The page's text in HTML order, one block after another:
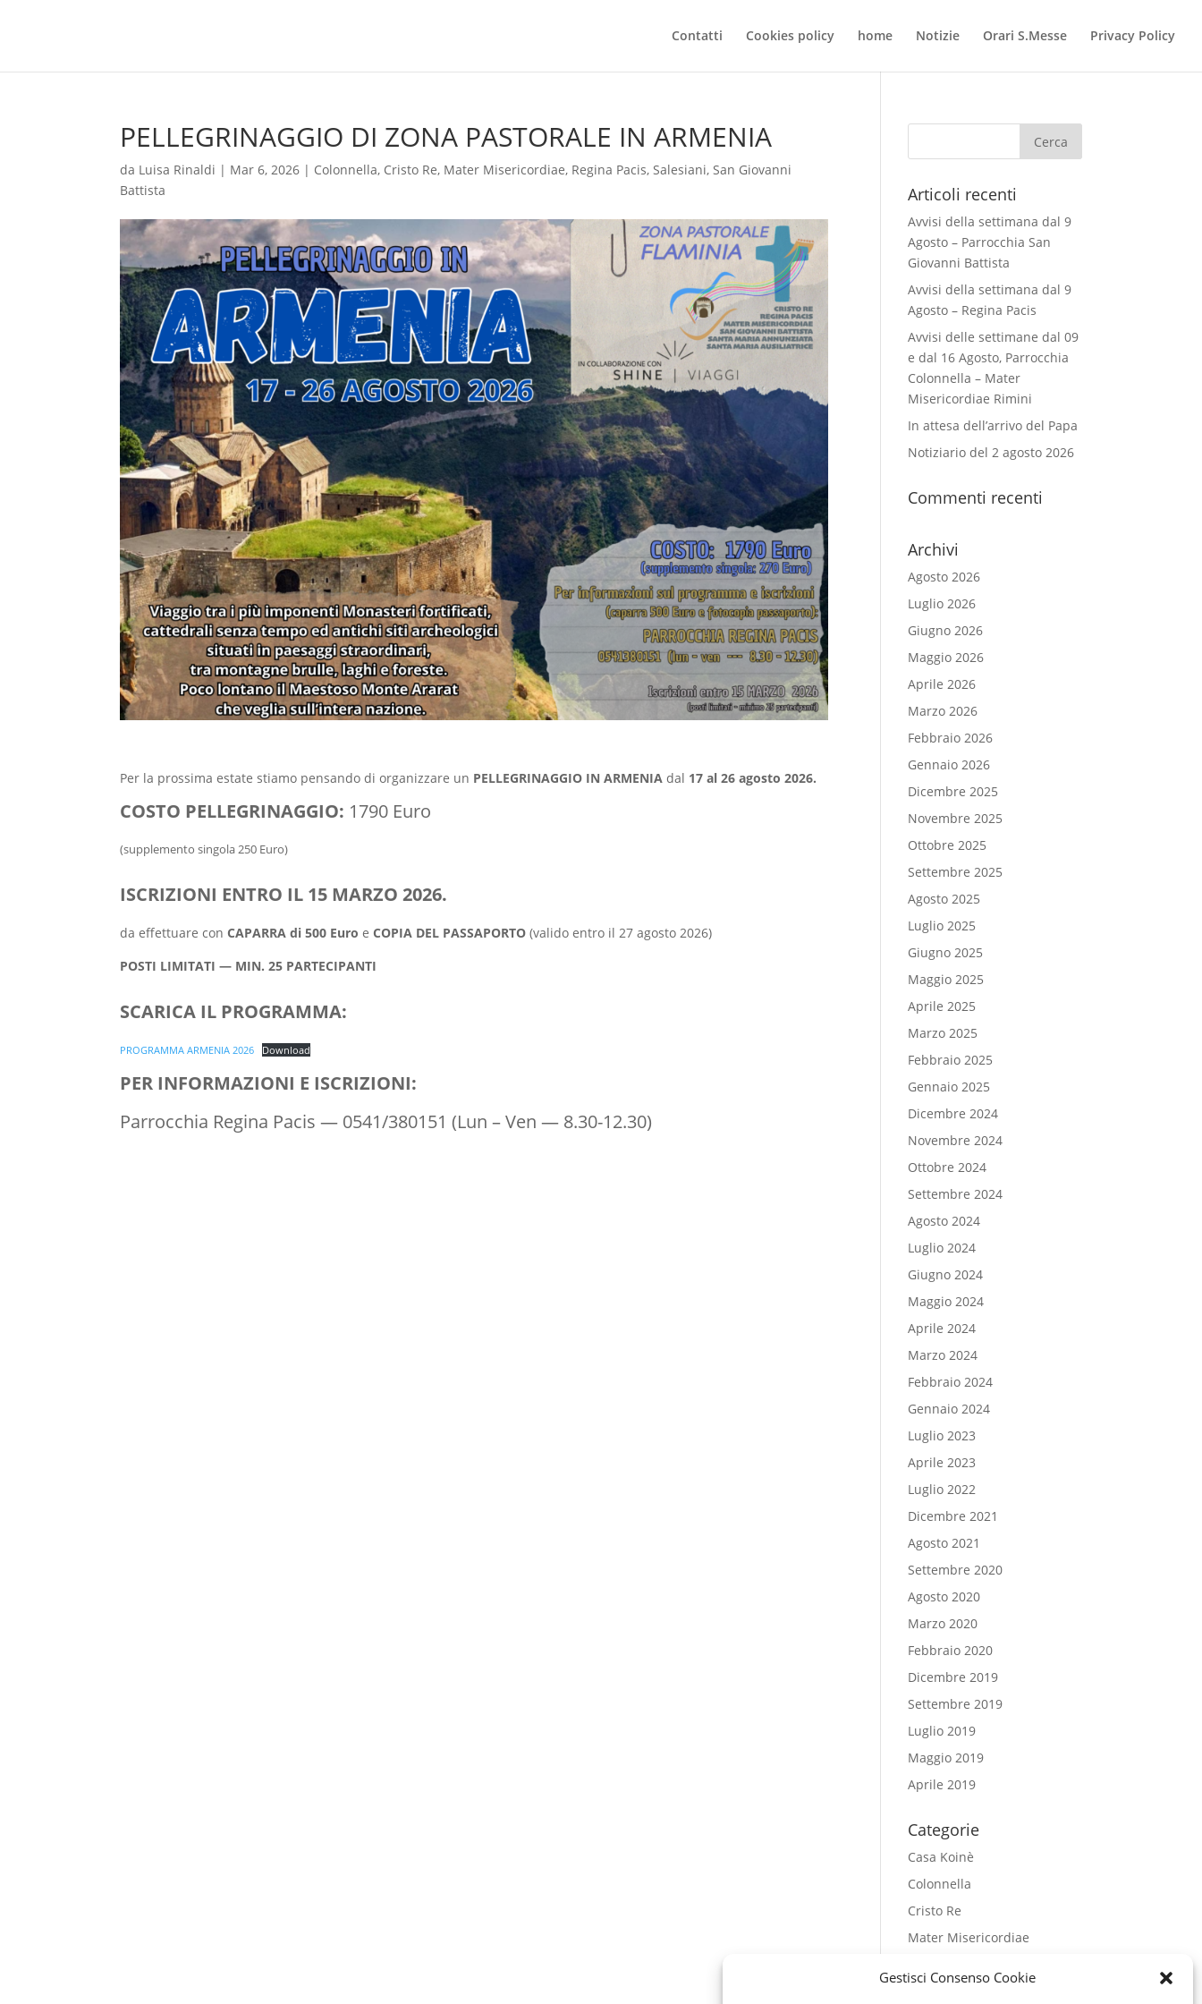
Gestisci Consenso Cookie
Contatti Cookies policy home Notizie Orari S.Messe Privacy Policy
PELLEGRINAGGIO DI ZONA PASTORALE IN ARMENIA
da Luisa Rinaldi | Mar 6, 2026 | Colonnella, Cristo Re, Mater Misericordiae, Regina Pacis,Salesiani,San Giovanni
Battista
Per la prossima estate stiamo pensando di organizzare un PELLEGRINAGGIO IN ARMENIA dal 17 al 26 agosto 2026.
COSTO PELLEGRINAGGIO: 1790 Euro
(supplemento singola 250 Euro)
ISCRIZIONI ENTRO IL 15 MARZO 2026.
da effettuare conCAPARRA di 500 Euro eCOPIA DEL PASSAPORTO (valido entro il 27 agosto 2026)
POSTI LIMITATI — MIN. 25 PARTECIPANTI
SCARICA IL PROGRAMMA:
PROGRAMMA ARMENIA 2026 Download
PER INFORMAZIONI E ISCRIZIONI:
Parrocchia Regina Pacis — 0541/380151 (Lun – Ven — 8.30-12.30)
Articoli recenti
Avvisi della settimana dal 9
Agosto – Parrocchia San
Giovanni Battista
Avvisi della settimana dal 9
Agosto – Regina Pacis
Avvisi delle settimane dal 09
e dal 16 Agosto, Parrocchia
Colonnella – Mater
Misericordiae Rimini
In attesa dell’arrivo del Papa
Notiziario del 2 agosto 2026
Commenti recenti
Archivi
Agosto 2026
Luglio 2026
Giugno 2026
Maggio 2026
Aprile 2026
Marzo 2026
Febbraio 2026
Gennaio 2026
Dicembre 2025
Novembre 2025
Ottobre 2025
Settembre 2025
Agosto 2025
Luglio 2025
Giugno 2025
Maggio 2025
Aprile 2025
Marzo 2025
Febbraio 2025
Gennaio 2025
Dicembre 2024
Novembre 2024
Ottobre 2024
Settembre 2024
Agosto 2024
Luglio 2024
Giugno 2024
Maggio 2024
Aprile 2024
Marzo 2024
Febbraio 2024
Gennaio 2024
Luglio 2023
Aprile 2023
Luglio 2022
Dicembre 2021
Agosto 2021
Settembre 2020
Agosto 2020
Marzo 2020
Febbraio 2020
Dicembre 2019
Settembre 2019
Luglio 2019
Maggio 2019
Aprile 2019
Categorie
Casa Koinè
Colonnella
Cristo Re
Mater Misericordiae